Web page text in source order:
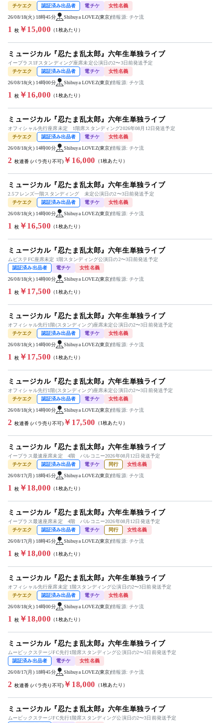
チケエク
認証済み出品者 電チケ 女性名義
26/08/18(火) 18時45分 Shibuya LOVEZ(東京)情報源: チケ流
1 枚￥15,000 （1枚あたり）
ミュージカル『忍たま乱太郎』六年生単独ライブ
イープラス1Fスタンディング座席未定公演日の2〜3日前発送予定
チケエク
認証済み出品者 電チケ 女性名義
26/08/18(火) 14時00分 Shibuya LOVEZ(東京)情報源: チケ流
1 枚￥16,000 （1枚あたり）
ミュージカル『忍たま乱太郎』六年生単独ライブ
オフィシャル先行座席未定 1階席スタンディング2026年08月12日発送予定
チケエク
認証済み出品者 電チケ 女性名義
26/08/18(火) 14時00分 Shibuya LOVEZ(東京)情報源: チケ流
2 枚連番 (バラ売り不可) ￥16,000 （1枚あたり）
ミュージカル『忍たま乱太郎』六年生単独ライブ
2.5フレンズ一階スタンディング 未定公演日の2〜3日前発送予定
チケエク
認証済み出品者 電チケ 女性名義
26/08/18(火) 14時00分 Shibuya LOVEZ(東京)情報源: チケ流
1 枚￥16,500 （1枚あたり）
ミュージカル『忍たま乱太郎』六年生単独ライブ
ムビステFC座席未定 1階スタンディング公演日の2〜3日前発送予定
認証済み出品者
電チケ 女性名義
26/08/18(火) 14時00分 Shibuya LOVEZ(東京)情報源: チケ流
1 枚￥17,500 （1枚あたり）
ミュージカル『忍たま乱太郎』六年生単独ライブ
オフィシャル先行1階(スタンディング)座席未定公演日の2〜3日前発送予定
チケエク
認証済み出品者 電チケ 女性名義
26/08/18(火) 14時00分 Shibuya LOVEZ(東京)情報源: チケ流
1 枚￥17,500 （1枚あたり）
ミュージカル『忍たま乱太郎』六年生単独ライブ
オフィシャル先行1階(スタンディング)座席未定公演日の2〜3日前発送予定
チケエク
認証済み出品者 電チケ 女性名義
26/08/18(火) 14時00分 Shibuya LOVEZ(東京)情報源: チケ流
2 枚連番 (バラ売り不可) ￥17,500 （1枚あたり）
ミュージカル『忍たま乱太郎』六年生単独ライブ
イープラス最速座席未定 4階 バルコニー2026年08月12日発送予定
チケエク
認証済み出品者 電チケ 同行 女性名義
26/08/17(月) 18時45分 Shibuya LOVEZ(東京)情報源: チケ流
1 枚￥18,000 （1枚あたり）
ミュージカル『忍たま乱太郎』六年生単独ライブ
イープラス最速座席未定 4階 バルコニー2026年08月12日発送予定
チケエク
認証済み出品者 電チケ 同行 女性名義
26/08/17(月) 18時45分 Shibuya LOVEZ(東京)情報源: チケ流
1 枚￥18,000 （1枚あたり）
ミュージカル『忍たま乱太郎』六年生単独ライブ
オフィシャル先行座席未定 1階スタンディング公演日の2〜3日前発送予定
チケエク
認証済み出品者 電チケ 女性名義
26/08/18(火) 14時00分 Shibuya LOVEZ(東京)情報源: チケ流
1 枚￥18,000 （1枚あたり）
ミュージカル『忍たま乱太郎』六年生単独ライブ
ムービックステージFC先行1階席スタンディング公演日の2〜3日前発送予定
認証済み出品者
電チケ 女性名義
26/08/17(月) 18時45分 Shibuya LOVEZ(東京)情報源: チケ流
2 枚連番 (バラ売り不可) ￥18,000 （1枚あたり）
ミュージカル『忍たま乱太郎』六年生単独ライブ
ムービックステージFC先行1階席スタンディング公演日の2〜3日前発送予定